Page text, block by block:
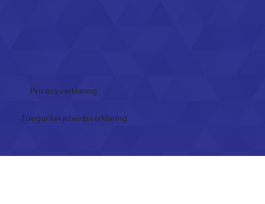
Privacyverklaring
Toegankelijkheidsverklaring